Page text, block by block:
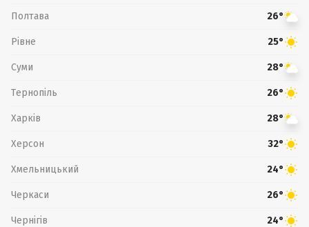
Полтава 26°
Рівне 25°
Суми 28°
Тернопіль 26°
Харків 28°
Херсон 32°
Хмельницький 24°
Черкаси 26°
Чернігів 24°